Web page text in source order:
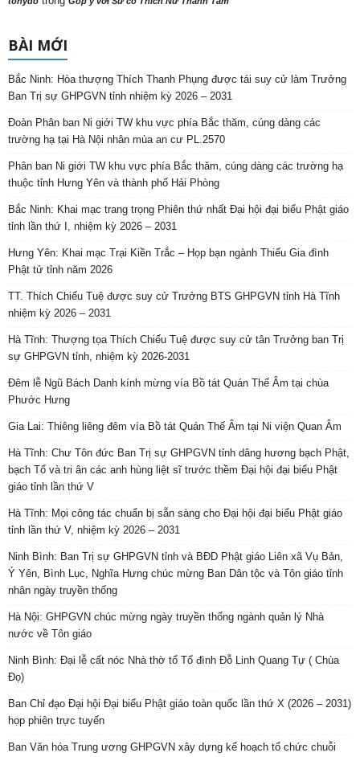
BÀI MỚI
Bắc Ninh: Hòa thượng Thích Thanh Phụng được tái suy cử làm Trưởng
Ban Trị sự GHPGVN tỉnh nhiệm kỳ 2026 – 2031
Đoàn Phân ban Ni giới TW khu vực phía Bắc thăm, cúng dàng các
trường hạ tại Hà Nội nhân mùa an cư PL.2570
Phân ban Ni giới TW khu vực phía Bắc thăm, cúng dàng các trường hạ
thuộc tỉnh Hưng Yên và thành phố Hải Phòng
Bắc Ninh: Khai mạc trang trọng Phiên thứ nhất Đại hội đại biểu Phật giáo
tỉnh lần thứ I, nhiệm kỳ 2026 – 2031
Hưng Yên: Khai mạc Trại Kiền Trắc – Họp bạn ngành Thiếu Gia đình
Phật tử tỉnh năm 2026
TT. Thích Chiếu Tuệ được suy cử Trưởng BTS GHPGVN tỉnh Hà Tĩnh
nhiệm kỳ 2026 – 2031
Hà Tĩnh: Thượng tọa Thích Chiếu Tuệ được suy cử tân Trưởng ban Trị
sự GHPGVN tỉnh, nhiệm kỳ 2026-2031
Đêm lễ Ngũ Bách Danh kính mừng vía Bồ tát Quán Thế Âm tại chùa
Phước Hưng
Gia Lai: Thiêng liêng đêm vía Bồ tát Quán Thế Âm tại Ni viện Quan Âm
Hà Tĩnh: Chư Tôn đức Ban Trị sự GHPGVN tỉnh dâng hương bạch Phật,
bạch Tổ và tri ân các anh hùng liệt sĩ trước thềm Đại hội đại biểu Phật
giáo tỉnh lần thứ V
Hà Tĩnh: Mọi công tác chuẩn bị sẵn sàng cho Đại hội đại biểu Phật giáo
tỉnh lần thứ V, nhiệm kỳ 2026 – 2031
Ninh Bình: Ban Trị sự GHPGVN tỉnh và BĐD Phật giáo Liên xã Vụ Bản,
Ý Yên, Bình Lục, Nghĩa Hưng chúc mừng Ban Dân tộc và Tôn giáo tỉnh
nhân ngày truyền thống
Hà Nội: GHPGVN chúc mừng ngày truyền thống ngành quản lý Nhà
nước về Tôn giáo
Ninh Bình: Đại lễ cất nóc Nhà thờ tổ Tổ đình Đỗ Linh Quang Tự ( Chùa
Đọ)
Ban Chỉ đạo Đại hội Đại biểu Phật giáo toàn quốc lần thứ X (2026 – 2031)
họp phiên trực tuyến
Ban Văn hóa Trung ương GHPGVN xây dựng kế hoạch tổ chức chuỗi